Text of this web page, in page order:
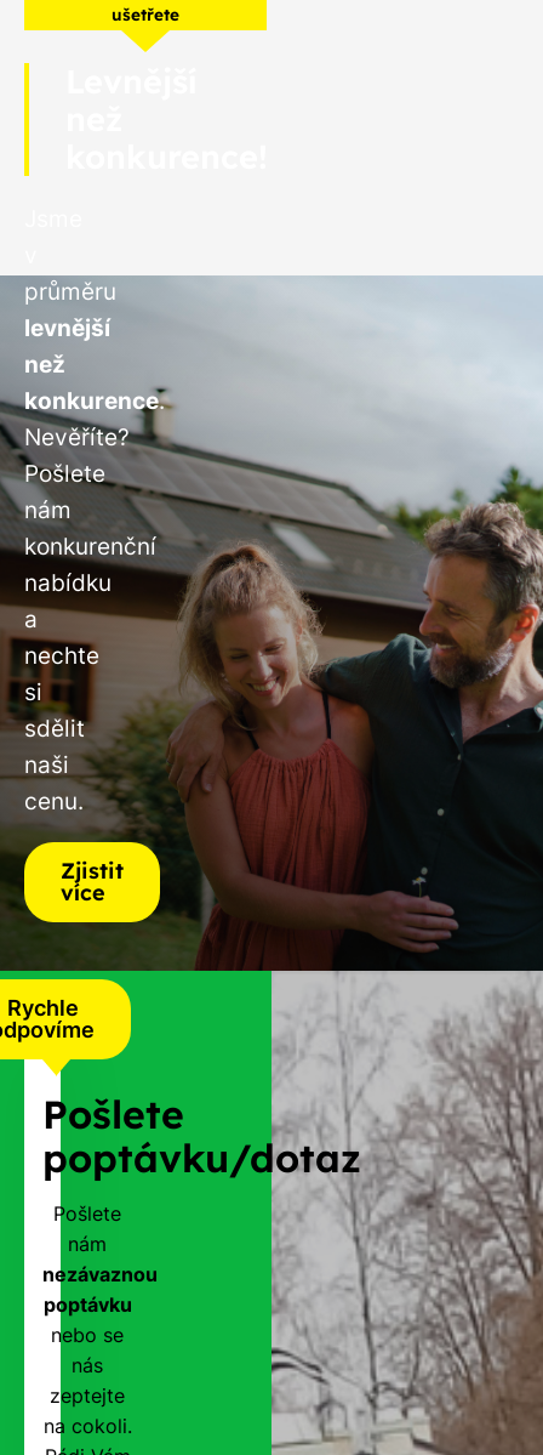
ušetřete
průměru
levnější
než
konkurence.
Nevěříte?
Pošlete
nám
konkurenční
nabídku
a
nechte
si
sdělit
naši
cenu.
Zjistit
více
Rychle
Pošlete
poptávku/dotaz
Pošlete
nám
nezávaznou
poptávku
nebo se
nás
zeptejte
na cokoli.